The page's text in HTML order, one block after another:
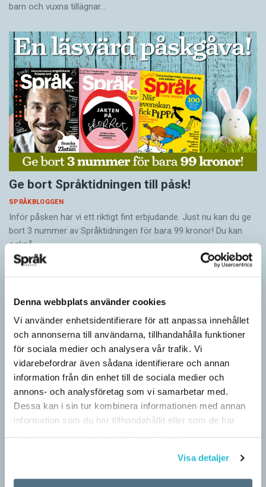
Denna webbplats använder cookies
Vi använder enhetsidentifierare för att anpassa innehållet
och annonserna till användarna, tillhandahålla funktioner
för sociala medier och analysera vår trafik. Vi
vidarebefordrar även sådana identifierare och annan
information från din enhet till de sociala medier och
annons- och analysföretag som vi samarbetar med.
Dessa kan i sin tur kombinera informationen med annan
information som du har tillhandahållit eller som de har
Visa detaljer
barn och vuxna tillägnar…
Ge bort Språktidningen till påsk!
SPRÅKBLOGGEN
Inför påsken har vi ett riktigt fint erbjudande. Just nu kan du ge
bort 3 nummer av Språktidningen för bara 99 kronor! Du kan
också…
Grundsärskola byter namn till anpassad grundskola och